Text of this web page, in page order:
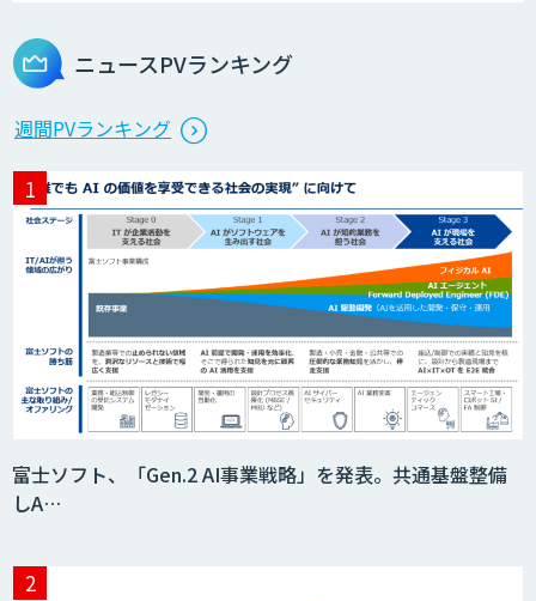
ニュースPVランキング
週間PVランキング
富士ソフト、「Gen.2 AI事業戦略」を発表。共通基盤整備
しA…